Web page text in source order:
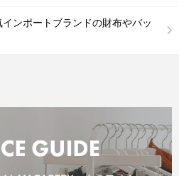
ンポートブランドの財布やバッ